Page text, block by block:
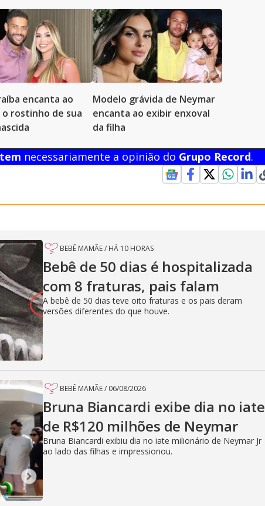
encanta ao
rostinho de sua
Modelo grávida de Neymar
encanta ao exibir enxoval
da filha
necessariamente a opinião do Grupo Record.
BEBÊ MAMÃE/ HÁ 10 HORAS
Bebê de 50 dias é hospitalizada
com 8 fraturas, pais falam
A bebê de 50 dias teve oito fraturas e os pais deram
versões diferentes do que houve.
BEBÊ MAMÃE/ 06/08/2026
Bruna Biancardi exibe dia no iate
de R$120 milhões de Neymar
Bruna Biancardi exibiu dia no iate milionário de Neymar Jr
ao lado das filhas e impressionou.